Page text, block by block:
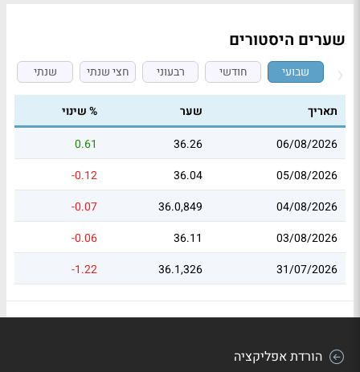
שערים היסטורים
שבועי חודשי רבעוני חצי שנתי שנתי
תאריך שער
% שינוי
06/08/2026
36.26
0.61
05/08/2026
36.04
-0.12
04/08/2026
36.0,849
-0.07
03/08/2026
36.11
-0.06
31/07/2026
36.1,326
-1.22
הורדת אפליקציה